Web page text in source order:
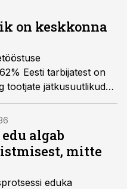
maitsetaimeid.
on keskkonna
Eesti tarbijatest on
tootjate jätkusuutlikud
aina olulisemaks.
algab
mitte
eduka